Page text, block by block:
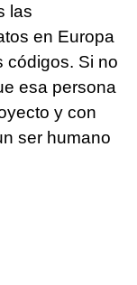
las
en Europa
códigos. Si no
esa persona
y con
ser humano